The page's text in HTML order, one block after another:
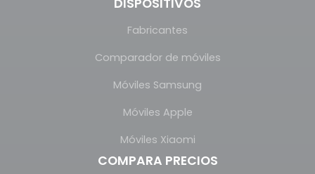
DISPOSITIVOS
Fabricantes
Comparador de móviles
Móviles Samsung
Móviles Apple
Móviles Xiaomi
COMPARA PRECIOS